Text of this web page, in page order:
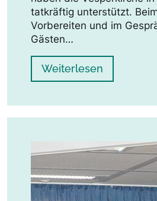
tatkräftig unterstützt.
Vorbereiten und im
Gästen…
Weiterlesen